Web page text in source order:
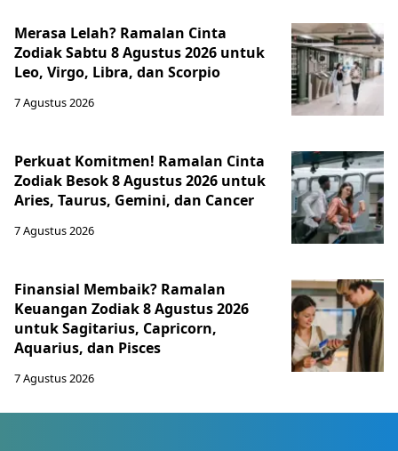
Merasa Lelah? Ramalan Cinta
Zodiak Sabtu 8 Agustus 2026 untuk
Leo, Virgo, Libra, dan Scorpio
7 Agustus 2026
Perkuat Komitmen! Ramalan Cinta
Zodiak Besok 8 Agustus 2026 untuk
Aries, Taurus, Gemini, dan Cancer
7 Agustus 2026
Finansial Membaik? Ramalan
Keuangan Zodiak 8 Agustus 2026
untuk Sagitarius, Capricorn,
Aquarius, dan Pisces
7 Agustus 2026